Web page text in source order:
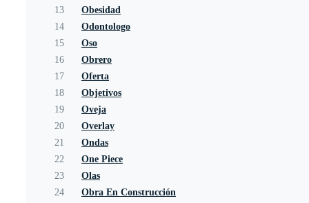
13
Obesidad
14
Odontologo
15
Oso
16
Obrero
17
Oferta
18
Objetivos
19
Oveja
20
Overlay
21
Ondas
22
One Piece
23
Olas
24
Obra En Construcción